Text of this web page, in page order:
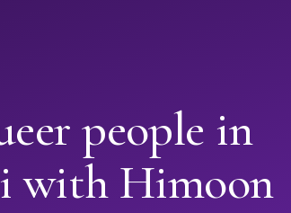
people in
with Himoon